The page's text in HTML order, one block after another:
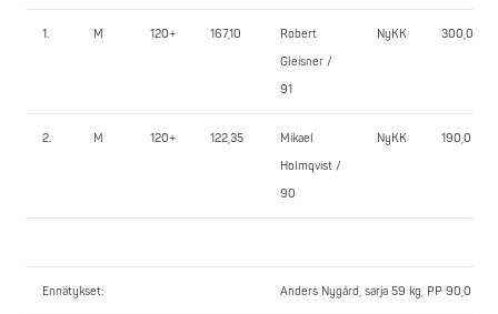
1. M 120+ 167,10
Robert
Gleisner /
91
NyKK 300,0
2. M 120+ 122,35
Mikael
Holmqvist /
90
NyKK 190,0
Ennätykset: Anders Nygård, sarja 59 kg, PP 90,0 kg,